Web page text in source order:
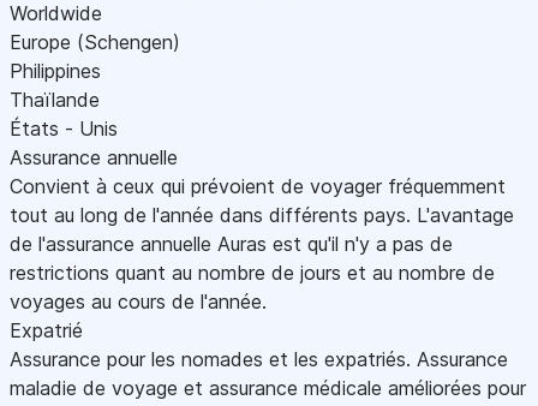
Worldwide
Europe (Schengen)
Philippines
Thaïlande
États - Unis
Assurance annuelle
Convient à ceux qui prévoient de voyager fréquemment
tout au long de l'année dans différents pays. L'avantage
de l'assurance annuelle Auras est qu'il n'y a pas de
restrictions quant au nombre de jours et au nombre de
voyages au cours de l'année.
Expatrié
Assurance pour les nomades et les expatriés. Assurance
maladie de voyage et assurance médicale améliorées pour